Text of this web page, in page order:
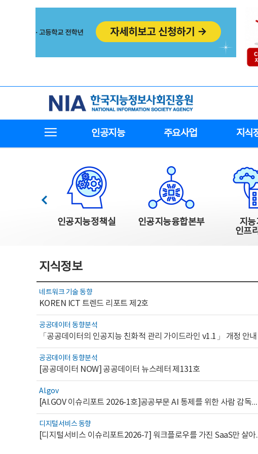
한국지능정보사회진흥원
인공지능 주요사업 지식
한국지능정보사회진흥원 주요사업
인공지능정책실 인공지능융합본부
지
인프
이전
지식정보
네트워크 기술 동향
KOREN ICT 트렌드 리포트 제2호
공공데이터 동향분석
「공공데이터의 인공지능 친화적 관리 가이드라인 v1.1」 개정 안내
공공데이터 동향분석
[공공데이터 NOW] 공공데이터 뉴스레터 제131호
AI.gov
[AI.GOV 이슈리포트 2026-1호]공공부문 AI 통제를 위한 사람 감독의 해외 사례 분석 및 시사점
디지털서비스 동향
[디지털서비스